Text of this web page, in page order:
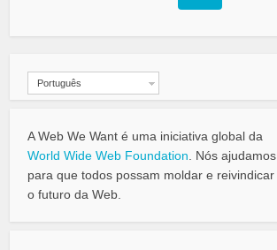
Português
A Web We Want é uma iniciativa global da
World Wide Web Foundation . Nós ajudamos
para que todos possam moldar e reivindicar
o futuro da Web.